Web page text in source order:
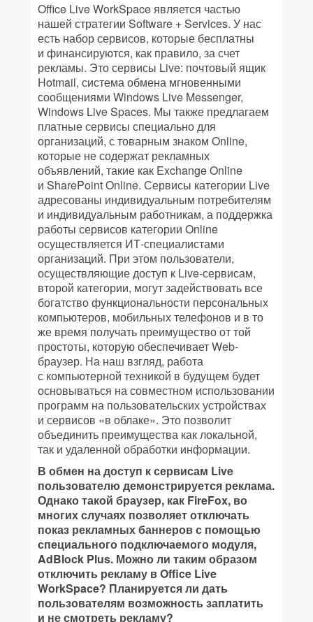
Office Live WorkSpace является частью
нашей стратегии Software + Services. У нас
есть набор сервисов, которые бесплатны
и финансируются, как правило, за счет
рекламы. Это сервисы Live: почтовый ящик
Hotmail, система обмена мгновенными
сообщениями Windows Live Messenger,
Windows Live Spaces. Мы также предлагаем
платные сервисы специально для
организаций, с товарным знаком Online,
которые не содержат рекламных
объявлений, такие как Exchange Online
и SharePoint Online. Сервисы категории Live
адресованы индивидуальным потребителям
и индивидуальным работникам, а поддержка
работы сервисов категории Online
осуществляется ИТ-специалистами
организаций. При этом пользователи,
осуществляющие доступ к Live-сервисам,
второй категории, могут задействовать все
богатство функциональности персональных
компьютеров, мобильных телефонов и в то
же время получать преимущество от той
простоты, которую обеспечивает Web-
браузер. На наш взгляд, работа
с компьютерной техникой в будущем будет
основываться на совместном использовании
программ на пользовательских устройствах
и сервисов «в облаке». Это позволит
объединить преимущества как локальной,
так и удаленной обработки информации.
В обмен на доступ к сервисам Live
пользователю демонстрируется реклама.
Однако такой браузер, как FireFox, во
многих случаях позволяет отключать
показ рекламных баннеров с помощью
специального подключаемого модуля,
AdBlock Plus. Можно ли таким образом
отключить рекламу в Office Live
WorkSpace? Планируется ли дать
пользователям возможность заплатить
и не смотреть рекламу?